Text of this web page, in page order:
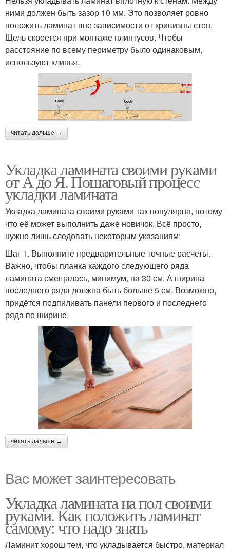
ними должен быть зазор 10 мм. Это позволяет ровно
положить ламинат вне зависимости от кривизны стен.
Щель скроется при монтаже плинтусов. Чтобы
расстояние по всему периметру было одинаковым,
используют клинья.
читать дальше →
Укладка ламината своими руками
от А до Я. Пошаговый процесс
укладки ламината
Укладка ламината своими руками так популярна, потому
что её может выполнить даже новичок. Всё просто,
нужно лишь следовать некоторым указаниям:
Шаг 1. Выполните предварительные точные расчеты.
Важно, чтобы планка каждого следующего ряда
ламината смещалась, минимум, на 30 см. А ширина
последнего ряда должна быть больше 5 см. Возможно,
придётся подпиливать панели первого и последнего
ряда по ширине.
читать дальше →
Вас может заинтересовать
Укладка ламината на пол своими
руками. Как положить ламинат
самому: что надо знать
Ламинит хорош тем, что укладывается быстро, материал